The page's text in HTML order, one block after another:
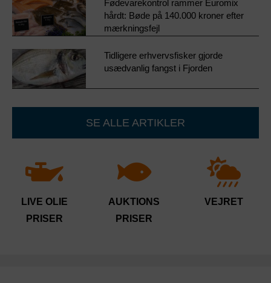
Fødevarekontrol rammer Euromix
hårdt: Bøde på 140.000 kroner efter
mærkningsfejl
Tidligere erhvervsfisker gjorde
usædvanlig fangst i Fjorden
SE ALLE ARTIKLER
LIVE OLIE
PRISER
AUKTIONS
PRISER
VEJRET